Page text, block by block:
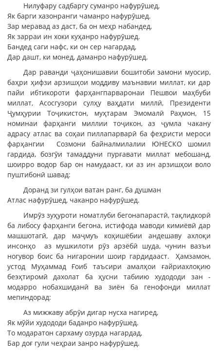
Нилуфару садбаргу суманро нафурӯшед,
Як барги хазонранги чаманро нафурӯшед.
Зар меравад аз даст, ба он меҳр набандед,
Як зарраи ин хоки куҳанро нафурӯшед.
Бандед саги нафс, ки он сер нагардад,
Дар дашт, ки монед, даманро нафурӯшед.
Дар раванди ҷаҳонишавии бошитоби замони муосир,
баҳри ҳифзи арзишҳои моддиву маънавии миллат, ки дар
пайи ибтикороти фарҳангпарваронаи Пешвои маҳбуби
миллат, Асосгузори сулҳу ваҳдати миллӣ, Президенти
Ҷумҳурии Тоҷикистон, муҳтарам Эмомалӣ Раҳмон, 15
номинаи фарҳанги миллии тоҷикон, аз ҷумла чакану
адрасу атлас ва соҳаи пиллапарварӣ ба феҳристи мероси
фарҳангии Созмони байналмилалии ЮНЕСКО шомил
гардида, бозгӯи тамаддуни пурғавати миллат мебошанд,
шоирро водор бар он намудааст, ки аз ин арзишҳои воло
пуштибонӣ шавад:
Доранд зи гулҳои ватан ранг, ба душман
Атлас нафурӯшед, чаканро нафурӯшед.
Имрӯз зуҳуроти номатлуби бегонапарастӣ, тақлидкорӣ
ба либосу фарҳанги бегона, истифода маводи кимиёвӣ дар
машшотагӣ, дар маҷмуъ коҳишёбии андешаву ахлоқи
инсонҳо аз мушкилоти рӯз арзёбӣ шуда, чунин вазъи
ногувор боис ба нигаронии шоир гардидааст. Ҳамзамон,
устод Муҳаммад Ғоиб таъсири амалҳои ғайриахлоқию
беэҳтиромӣ дахолат ба ҳусни табиию худододи зан -
модарро нобахшиданӣ ва зиён ба генофонди миллат
мепиндорад:
Аз мижжаву абрӯи дигар нусха нагиред,
Як мӯйи худододи баданро нафурӯшед.
То модаратон сархаму озурда нагардад,
Бар доғ гули чеҳраи занро нафурӯшед.